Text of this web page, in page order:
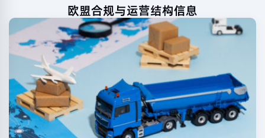
欧盟合规与运营结构信息